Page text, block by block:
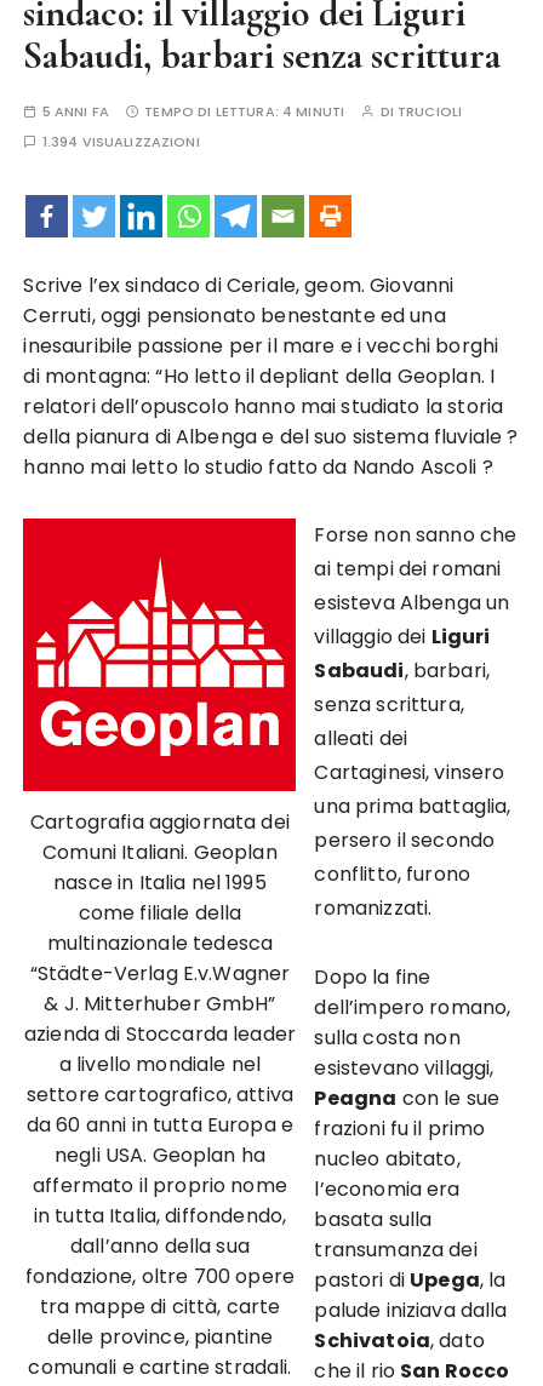
sindaco: il villaggio dei Liguri
Sabaudi, barbari senza scrittura
5 ANNI FA TEMPO DI LETTURA: 4 MINUTI DI TRUCIOLI
1.394 VISUALIZZAZIONI
Scrive l’ex sindaco di Ceriale, geom. Giovanni
Cerruti, oggi pensionato benestante ed una
inesauribile passione per il mare e i vecchi borghi
di montagna: “Ho letto il depliant della Geoplan. I
relatori dell’opuscolo hanno mai studiato la storia
della pianura di Albenga e del suo sistema fluviale ?
hanno mai letto lo studio fatto da Nando Ascoli ?
Cartografia aggiornata dei
Comuni Italiani. Geoplan
nasce in Italia nel 1995
come filiale della
multinazionale tedesca
“Städte-Verlag E.v.Wagner
& J. Mitterhuber GmbH”
azienda di Stoccarda leader
a livello mondiale nel
settore cartografico, attiva
da 60 anni in tutta Europa e
negli USA. Geoplan ha
affermato il proprio nome
in tutta Italia, diffondendo,
dall’anno della sua
fondazione, oltre 700 opere
tra mappe di città, carte
delle province, piantine
comunali e cartine stradali.
Forse non sanno che
ai tempi dei romani
esisteva Albenga un
villaggio dei Liguri
Sabaudi, barbari,
senza scrittura,
alleati dei
Cartaginesi, vinsero
una prima battaglia,
persero il secondo
conflitto, furono
romanizzati.
Dopo la fine
dell’impero romano,
sulla costa non
esistevano villaggi,
Peagna con le sue
frazioni fu il primo
nucleo abitato,
l’economia era
basata sulla
transumanza dei
pastori di Upega, la
palude iniziava dalla
Schivatoia, dato
che il rio San Rocco